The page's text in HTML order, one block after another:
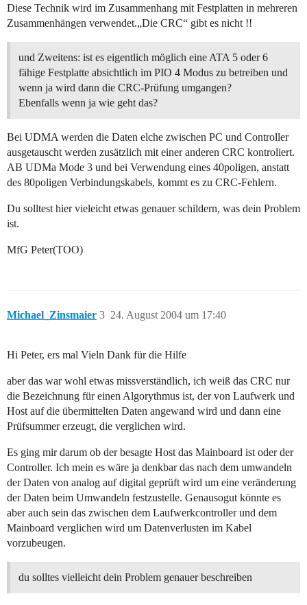
Diese Technik wird im Zusammenhang mit Festplatten in mehreren
Zusammenhängen verwendet.„Die CRC“ gibt es nicht !!
und Zweitens: ist es eigentlich möglich eine ATA 5 oder 6
fähige Festplatte absichtlich im PIO 4 Modus zu betreiben und
wenn ja wird dann die CRC-Prüfung umgangen?
Ebenfalls wenn ja wie geht das?
Bei UDMA werden die Daten elche zwischen PC und Controller
ausgetauscht werden zusätzlich mit einer anderen CRC kontroliert.
AB UDMa Mode 3 und bei Verwendung eines 40poligen, anstatt
des 80poligen Verbindungskabels, kommt es zu CRC-Fehlern.
Du solltest hier vieleicht etwas genauer schildern, was dein Problem
ist.
MfG Peter(TOO)
Michael_Zinsmaier 24. August 2004 um 17:40
3
Hi Peter, ers mal Vieln Dank für die Hilfe
aber das war wohl etwas missverständlich, ich weiß das CRC nur
die Bezeichnung für einen Algorythmus ist, der von Laufwerk und
Host auf die übermittelten Daten angewand wird und dann eine
Prüfsummer erzeugt, die verglichen wird.
Es ging mir darum ob der besagte Host das Mainboard ist oder der
Controller. Ich mein es wäre ja denkbar das nach dem umwandeln
der Daten von analog auf digital geprüft wird um eine veränderung
der Daten beim Umwandeln festzustelle. Genausogut könnte es
aber auch sein das zwischen dem Laufwerkcontroller und dem
Mainboard verglichen wird um Datenverlusten im Kabel
vorzubeugen.
du solltes vielleicht dein Problem genauer beschreiben